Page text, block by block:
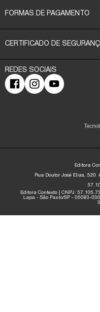
FORMAS DE PAGAMENTO
CERTIFICADO DE
Editora
Rua Doutor José Elias, 520
Editora Contexto | CNPJ:
Lapa - São Paulo/SP - 05083-